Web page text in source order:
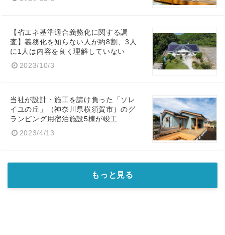
【省エネ基準適合義務化に関する調
査】義務化を知らない人が約8割、3人
に1人は内容を良く理解していない
2023/10/3
当社が設計・施工を請け負った「ソレ
イユの丘」（神奈川県横須賀市）のグ
ランピング用宿泊施設5棟が竣工
2023/4/13
もっと見る